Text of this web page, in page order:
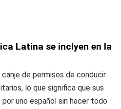
Latina se inclyen en la
de permisos de conducir
lo que significa que sus
uno español sin hacer todo